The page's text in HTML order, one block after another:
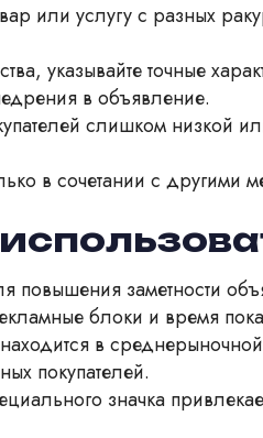
или услугу с разных
указывайте точные
в объявление.
слишком низкой
в сочетании с другими
повышения заметности
блоки и время
в
покупателей.
значка